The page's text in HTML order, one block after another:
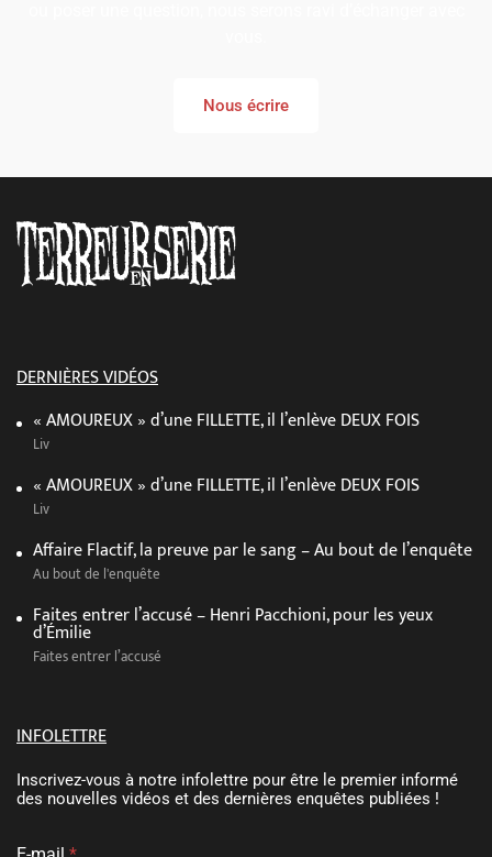
Nous écrire
DERNIÈRES VIDÉOS
« AMOUREUX » d’une FILLETTE, il l’enlève DEUX FOIS
Liv
« AMOUREUX » d’une FILLETTE, il l’enlève DEUX FOIS
Liv
Affaire Flactif, la preuve par le sang – Au bout de l’enquête
Au bout de l'enquête
Faites entrer l’accusé – Henri Pacchioni, pour les yeux
d’Émilie
Faites entrer l’accusé
INFOLETTRE
Inscrivez-vous à notre infolettre pour être le premier informé
des nouvelles vidéos et des dernières enquêtes publiées !